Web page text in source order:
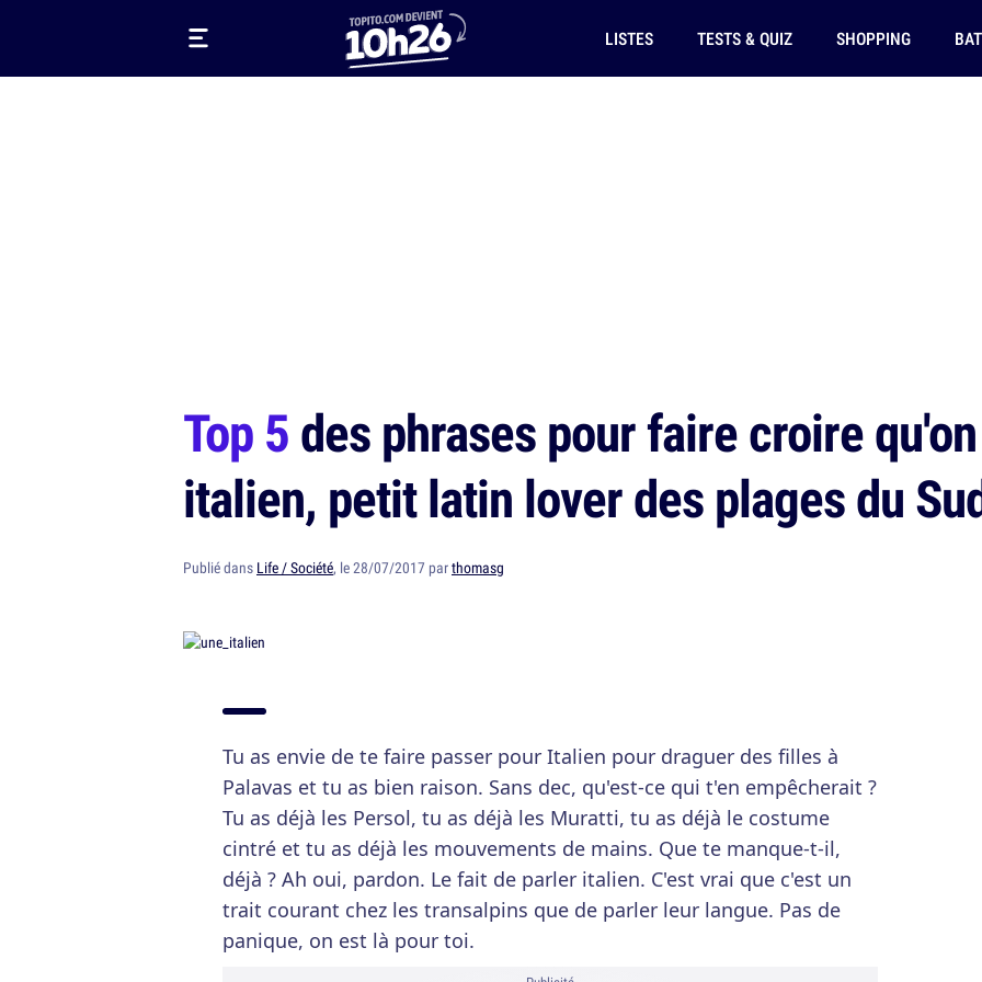
LISTES TESTS & QUIZ SHOPPING
Top 5des phrases pour faire croire
italien, petit latin lover des plages du
Publié dans Life / Société, le 28/07/2017 parthomasg
Tu as envie de te faire passer pour Italien pour draguer des filles à
Palavas et tu as bien raison. Sans dec, qu'est-ce qui t'en empêcherait ?
Tu as déjà les Persol, tu as déjà les Muratti, tu as déjà le costume
cintré et tu as déjà les mouvements de mains. Que te manque-t-il,
déjà ? Ah oui, pardon. Le fait de parler italien. C'est vrai que c'est un
trait courant chez les transalpins que de parler leur langue. Pas de
panique, on est là pour toi.